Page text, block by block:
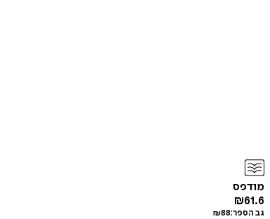
מודפס
₪61.6
גב הספר: ₪88